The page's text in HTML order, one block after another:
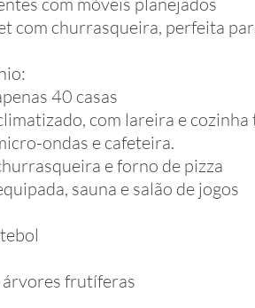
com churrasqueira, perfeita
40 casas
com lareira e
ondas e cafeteira.
e forno de pizza
sauna e salão de jogos
árvores frutíferas